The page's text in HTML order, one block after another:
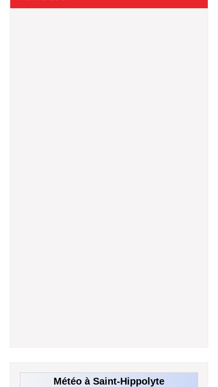
Météo à Saint-Hippolyte